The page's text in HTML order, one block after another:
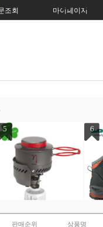
조회 마이페이지
]
보미오 와이드 GTX QC
판매순위 상품명